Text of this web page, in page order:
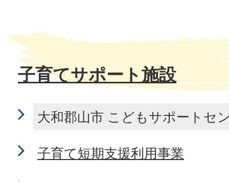
子育てサポート施設
大和郡山市 こどもサポートセ
子育て短期支援利用事業